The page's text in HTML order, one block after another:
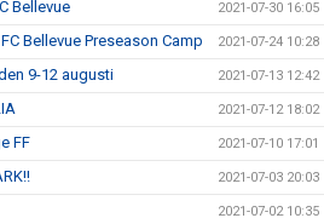
Bellevue 2021-07-30 16:05
Bellevue Preseason Camp 2021-07-24 10:28
9-12 augusti 2021-07-13 12:42
2021-07-12 18:02
FF 2021-07-10 17:01
2021-07-03 20:03
2021-07-02 10:35